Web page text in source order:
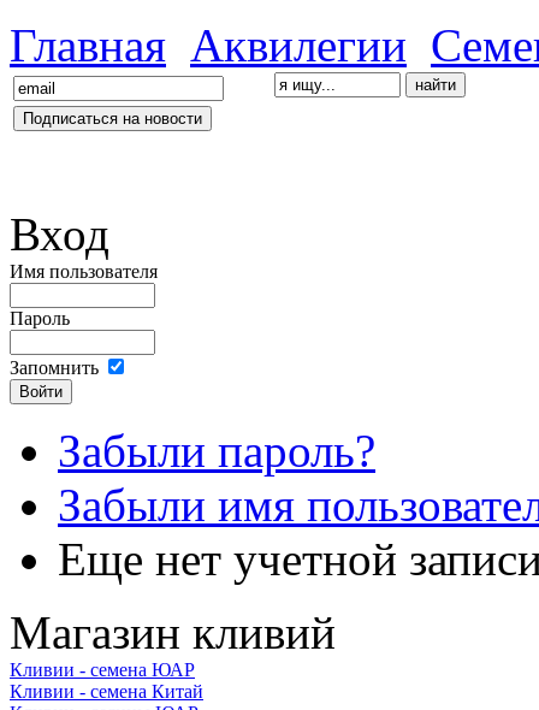
Главная Аквилегии
Вход
Имя пользователя
Пароль
Запомнить
Забыли пароль?
Забыли имя
Еще нет учетной
Магазин кливий
Кливии - семена ЮАР
Кливии - семена Китай